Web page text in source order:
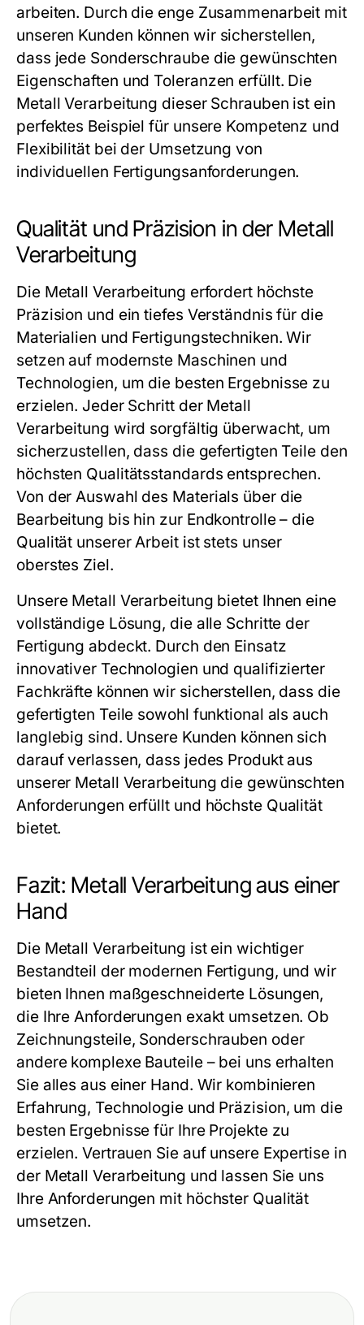
arbeiten. Durch die enge Zusammenarbeit mit
unseren Kunden können wir sicherstellen,
dass jede Sonderschraubedie gewünschten
Eigenschaften und Toleranzen erfüllt. Die
Metall Verarbeitung dieser Schrauben ist ein
perfektes Beispiel für unsere Kompetenz und
Flexibilität bei der Umsetzung von
individuellen Fertigungsanforderungen.
Qualität und Präzision in der Metall
Verarbeitung
Die Metall Verarbeitung erfordert höchste
Präzision und ein tiefes Verständnis für die
Materialien und Fertigungstechniken. Wir
setzen auf modernste Maschinen und
Technologien, um die besten Ergebnisse zu
erzielen. Jeder Schritt der Metall
Verarbeitung wird sorgfältig überwacht, um
sicherzustellen, dass die gefertigten Teile den
höchsten Qualitätsstandards entsprechen.
Von der Auswahl des Materials über die
Bearbeitung bis hin zur Endkontrolle – die
Qualität unserer Arbeit ist stets unser
oberstes Ziel.
Unsere Metall Verarbeitung bietet Ihnen eine
vollständige Lösung, die alle Schritte der
Fertigung abdeckt. Durch den Einsatz
innovativer Technologien und qualifizierter
Fachkräfte können wir sicherstellen, dass die
gefertigten Teile sowohl funktional als auch
langlebig sind. Unsere Kunden können sich
darauf verlassen, dass jedes Produkt aus
unserer Metall Verarbeitung die gewünschten
Anforderungen erfüllt und höchste Qualität
bietet.
Fazit: Metall Verarbeitung aus einer
Hand
Die Metall Verarbeitung ist ein wichtiger
Bestandteil der modernen Fertigung, und wir
bieten Ihnen maßgeschneiderte Lösungen,
die Ihre Anforderungen exakt umsetzen. Ob
Zeichnungsteile, Sonderschrauben oder
andere komplexe Bauteile – bei uns erhalten
Sie alles aus einer Hand. Wir kombinieren
Erfahrung, Technologie und Präzision, um die
besten Ergebnisse für Ihre Projekte zu
erzielen. Vertrauen Sie auf unsere Expertise in
der Metall Verarbeitung und lassen Sie uns
Ihre Anforderungen mit höchster Qualität
umsetzen.